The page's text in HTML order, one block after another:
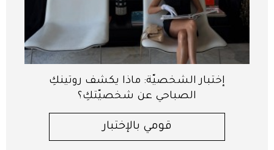
إختبار الشخصيّة: ماذا يكشف روتينكِ
الصباحي عن شخصيّتكِ؟
قومي بالإختبار